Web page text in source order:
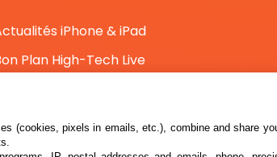
iPhone & iPad
Plan High-Tech Live
(cookies, pixels in emails, etc.), combine and share